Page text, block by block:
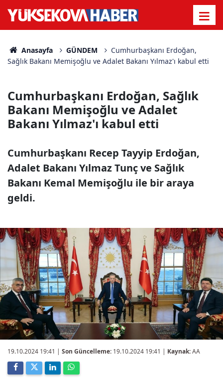
Anasayfa GÜNDEM
Cumhurbaşkanı Erdoğan,
Sağlık Bakanı Memişoğlu ve Adalet Bakanı Yılmaz'ı kabul etti
Cumhurbaşkanı Erdoğan, Sağlık
Bakanı Memişoğlu ve Adalet
Bakanı Yılmaz'ı kabul etti
Cumhurbaşkanı Recep Tayyip Erdoğan,
Adalet Bakanı Yılmaz Tunç ve Sağlık
Bakanı Kemal Memişoğlu ile bir araya
geldi.
19.10.2024 19:41 | Son Güncelleme: 19.10.2024 19:41 | Kaynak:AA